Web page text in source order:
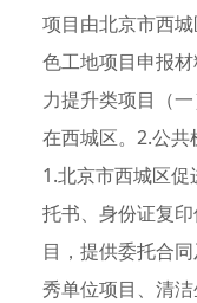
项目由北京市西
色工地项目申报
力提升类项目（
在西城区。2.公
1.北京市西城区
托书、身份证复
目，提供委托合
秀单位项目、清